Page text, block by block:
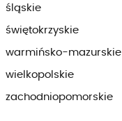
śląskie
świętokrzyskie
warmińsko-mazurskie
wielkopolskie
zachodniopomorskie